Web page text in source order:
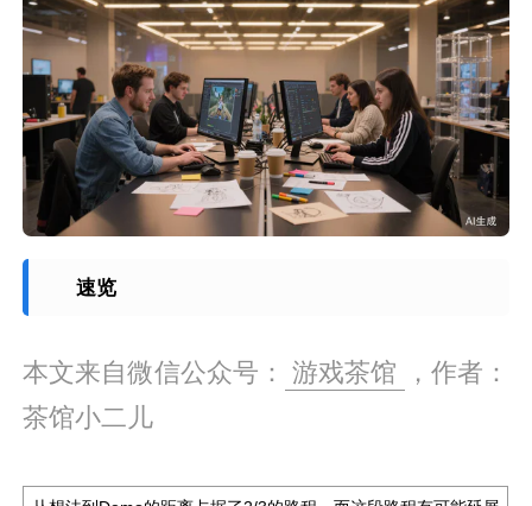
速览
本文来自微信公众号： 游戏茶馆
，作者：
茶馆小二儿